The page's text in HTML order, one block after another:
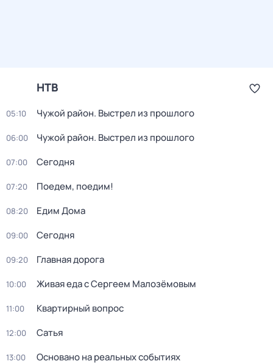
НТВ
05:10 Чужой район. Выстрел из прошлого
06:00 Чужой район. Выстрел из прошлого
07:00 Сегодня
07:20 Поедем, поедим!
08:20 Едим Дома
09:00 Сегодня
09:20 Главная дорога
10:00 Живая еда с Сергеем Малозёмовым
11:00 Квартирный вопрос
12:00 Сатья
13:00 Основано на реальных событиях